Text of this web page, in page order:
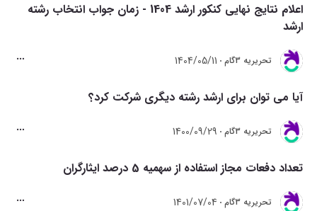
اعلام نتایج نهایی کنکور ارشد 1404 - زمان جواب انتخاب رشته
ارشد
تحريريه 3گام 1404/05/11
آیا می توان برای ارشد رشته دیگری شرکت کرد؟
تحريريه 3گام 1400/09/29
تعداد دفعات مجاز استفاده از سهمیه 5 درصد ایثارگران
تحريريه 3گام 1401/07/04